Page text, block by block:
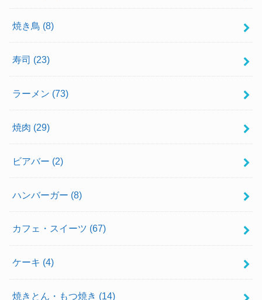
焼き鳥 (8)
寿司 (23)
ラーメン (73)
焼肉 (29)
ビアバー (2)
ハンバーガー (8)
カフェ・スイーツ (67)
ケーキ (4)
焼きとん・もつ焼き (14)